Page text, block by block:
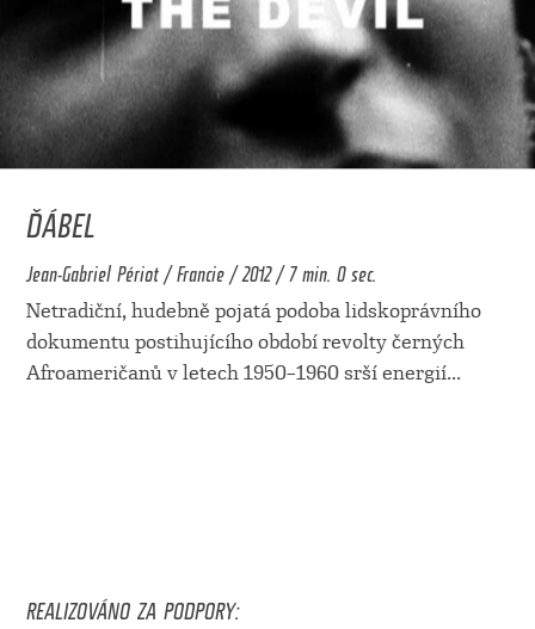
ĎÁBEL
Jean-Gabriel Périot / Francie / 2012 / 7 min. 0 sec.
Netradiční, hudebně pojatá podoba lidskoprávního
dokumentu postihujícího období revolty černých
Afroameričanů v letech 1950–1960 srší energií...
REALIZOVÁNO ZA PODPORY: